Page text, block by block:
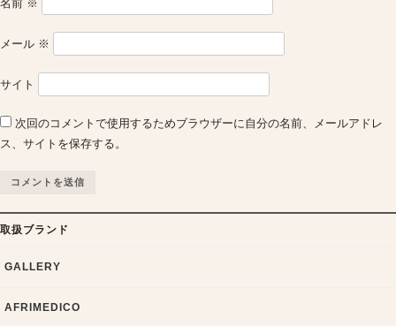
名前 ※
メール ※
サイト
次回のコメントで使用するためブラウザーに自分の名前、メールアドレ
ス、サイトを保存する。
取扱ブランド
GALLERY
AFRIMEDICO